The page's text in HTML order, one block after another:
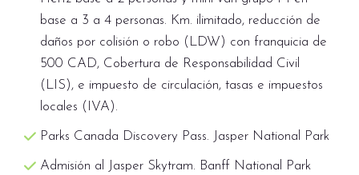
La jornada termina en Victoria, donde los
bellos jardines y la arquitectura de la ciudad
celebran su herencia marítima y su encanto
colonial .
Pase la noche en Victoria. Alojamiento
Chateau Victoria Hotel & Suites or Royal Scot
base a 3 a 4 personas. Km. ilimitado, reducción de
daños por colisión o robo (LDW) con franquicia de
500 CAD, Cobertura de Responsabilidad Civil
(LIS), e impuesto de circulación, tasas e impuestos
locales (IVA).
Parks Canada Discovery Pass. Jasper National Park
Admisión al Jasper Skytram. Banff National Park